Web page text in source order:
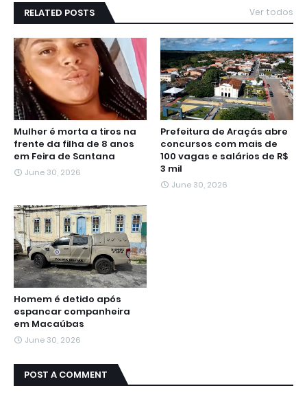
RELATED POSTS Ver todos
Mulher é morta a tiros na
frente da filha de 8 anos
em Feira de Santana
June 30, 2026
Prefeitura de Araçás abre
concursos com mais de
100 vagas e salários de R$
3 mil
June 30, 2026
Homem é detido após
espancar companheira
em Macaúbas
June 30, 2026
POST A COMMENT